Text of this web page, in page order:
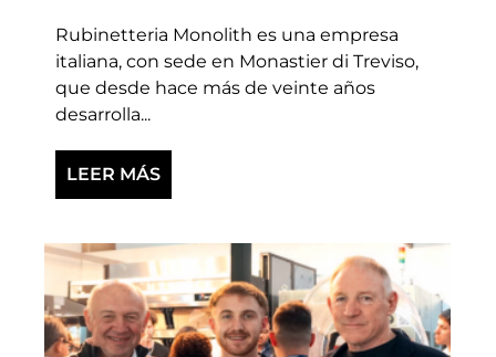
Rubinetteria Monolith es una empresa
italiana, con sede en Monastier di Treviso,
que desde hace más de veinte años
desarrolla...
LEER MÁS